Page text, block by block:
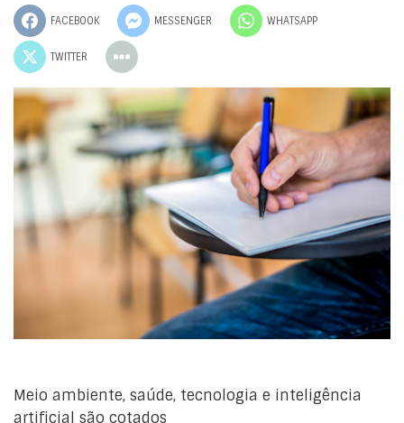
FACEBOOK MESSENGER WHATSAPP
TWITTER
Meio ambiente, saúde, tecnologia e inteligência
artificial são cotados